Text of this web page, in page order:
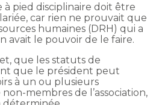
pied disciplinaire doit être
car rien ne prouvait que
humaines (DRH) qui a
avait le pouvoir de le faire.
que les statuts de
que le président peut
à un ou plusieurs
membres de l’association,